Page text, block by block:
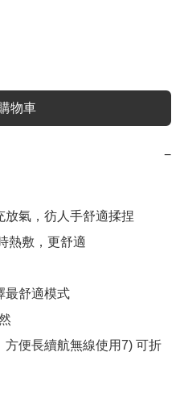
物車
−
放氣，彷人手舒適揉捏
熱敷，更舒適
最舒適模式
便長續航無線使用7) 可折